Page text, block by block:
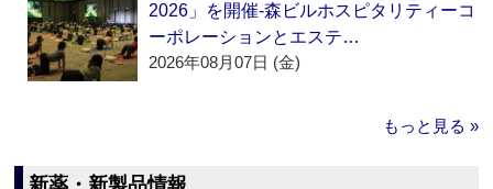
2026」を開催‐森ビルホスピタリティーコ
ーポレーションとエステ…
2026年08月07日 (金)
もっと見る »